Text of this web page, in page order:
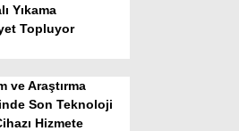
Yıkama
Topluyor
ve Araştırma
Son Teknoloji
Hizmete